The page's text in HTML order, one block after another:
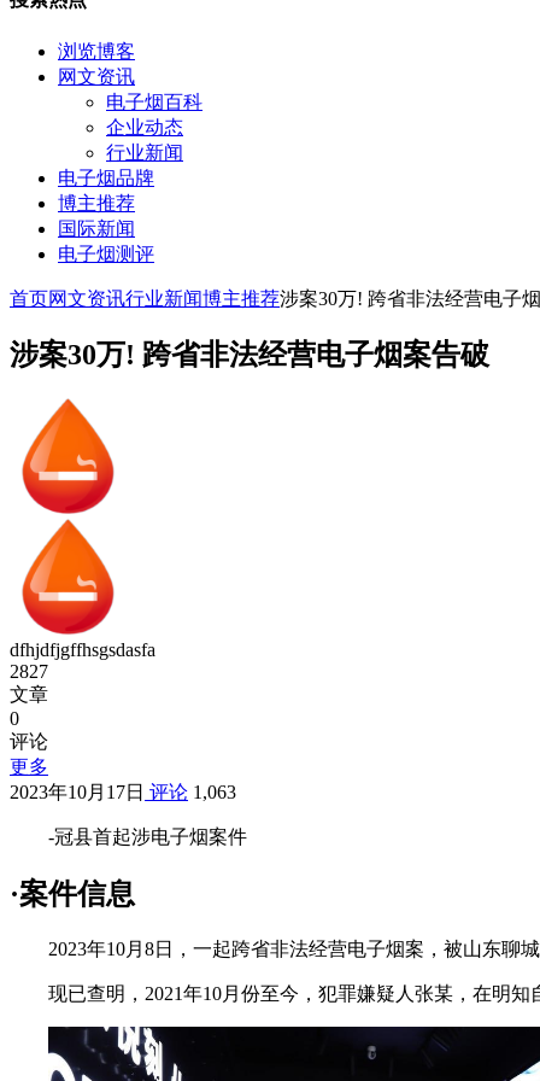
浏览博客
网文资讯
电子烟百科
企业动态
行业新闻
电子烟品牌
博主推荐
国际新闻
电子烟测评
首页网文资讯行业新闻博主推荐涉案30万! 跨省非法经营电子
涉案30万! 跨省非法经营电子烟案告破
dfhjdfjgffhsgsdasfa
2827
文章
0
评论
更多
2023年10月17日 评论 1,063
-冠县首起涉电子烟案件
·案件信息
2023年10月8日，一起跨省非法经营电子烟案，被山东聊
现已查明，2021年10月份至今，犯罪嫌疑人张某，在明